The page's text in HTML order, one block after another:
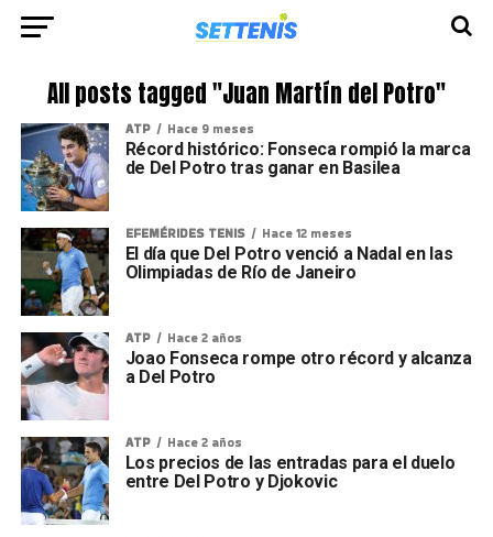
All posts tagged "Juan Martín del Potro"
ATP Hace 9 meses
Récord histórico: Fonseca rompió la marca
de Del Potro tras ganar en Basilea
EFEMÉRIDES TENIS Hace 12 meses
El día que Del Potro venció a Nadal en las
Olimpiadas de Río de Janeiro
ATP Hace 2 años
Joao Fonseca rompe otro récord y alcanza
a Del Potro
ATP Hace 2 años
Los precios de las entradas para el duelo
entre Del Potro y Djokovic